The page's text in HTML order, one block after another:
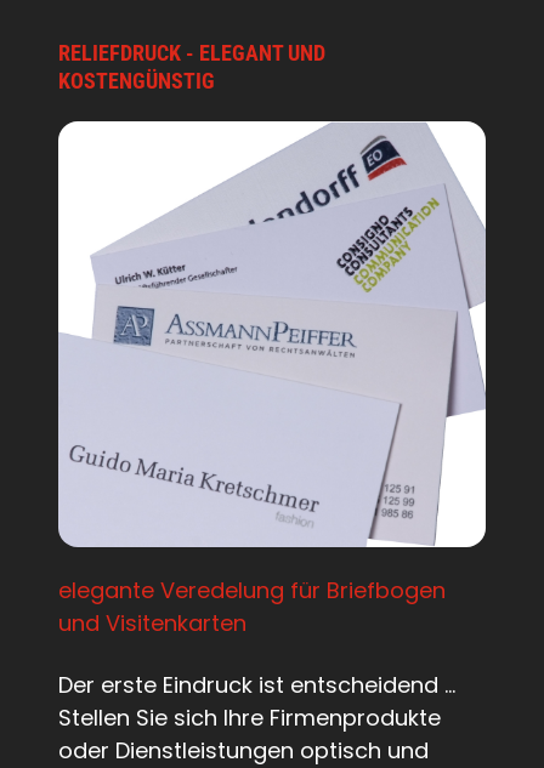
RELIEFDRUCK - ELEGANT UND
KOSTENGÜNSTIG
elegante Veredelung für Briefbogen
und Visitenkarten
Der erste Eindruck ist entscheidend …
Stellen Sie sich Ihre Firmenprodukte
oder Dienstleistungen optisch und